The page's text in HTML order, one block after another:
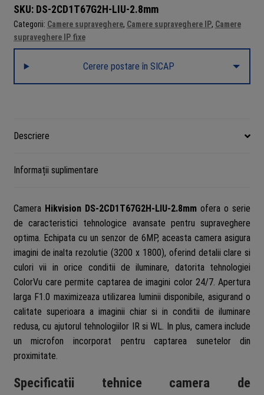
IP,
6MP,
lentila
Mic,
HIKVISION
2CD1T67G2H-
LIU-
2.8mm
SKU: DS-2CD1T67G2H-LIU-2.8mm
Categorii: Camere supraveghere, Camere supraveghere IP, Camere
supraveghere IP fixe
Cerere postare în SICAP
Descriere
Informații suplimentare
Camera Hikvision DS-2CD1T67G2H-LIU-2.8mmofera o serie
de caracteristici tehnologice avansate pentru supraveghere
optima. Echipata cu un senzor de 6MP, aceasta camera asigura
imagini de inalta rezolutie (3200 x 1800), oferind detalii clare si
culori vii in orice conditii de iluminare, datorita tehnologiei
ColorVu care permite captarea de imagini color 24/7. Apertura
larga F1.0 maximizeaza utilizarea luminii disponibile, asigurand o
calitate superioara a imaginii chiar si in conditii de iluminare
redusa, cu ajutorul tehnologiilor IR si WL. In plus, camera include
un microfon incorporat pentru captarea sunetelor din
proximitate.
Specificatii tehnice camera de